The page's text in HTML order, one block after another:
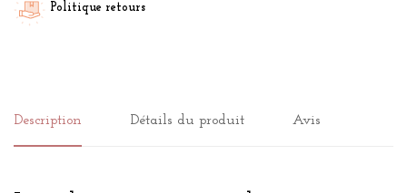
Politique retours
Description Détails du produit Avis